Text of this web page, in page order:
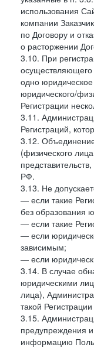
использования
компании
по Договору и
о расторжении
3.10. При
осуществляющего
одно юридическое
юридического/
Регистрации
3.11.
Регистраций,
3.12.
(физического
РФ.
3.13. Не
— если такие
без образования
— если такие
— если
зависимым;
— если
3.14. В случае
юридическими
лица),
такой
3.15.
предупреждения
информацию